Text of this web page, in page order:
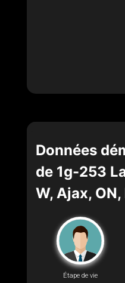
Données
de 1g-253
W, Ajax, ON,
Étape de vie